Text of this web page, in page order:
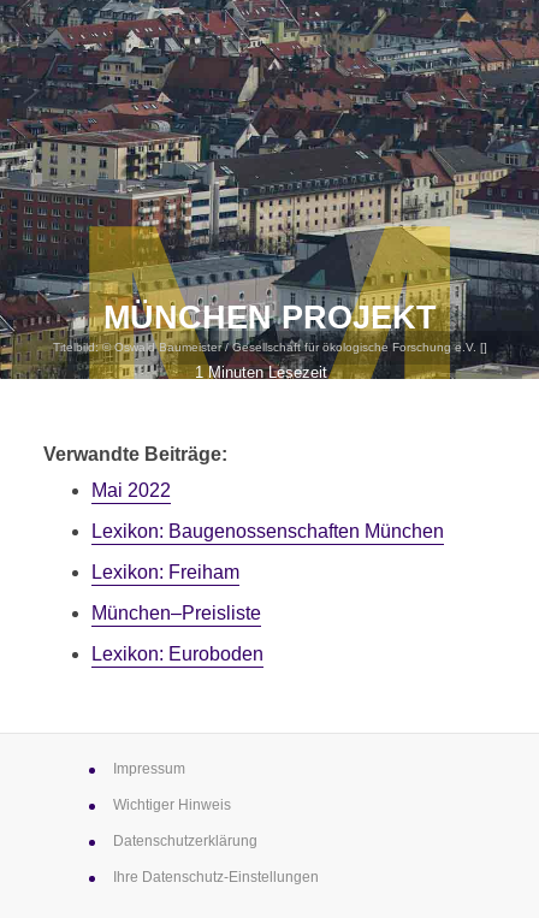
MÜNCHEN PROJEKT
1 Minuten Lesezeit
M
Titelbild:© Oswald Baumeister / Gesellschaft für ökologische Forschung e.V. []
Verwandte Beiträge:
Mai 2022
Lexikon: Baugenossen­schaften München
Lexikon: Freiham
München–Preisliste
Lexikon: Euroboden
Impressum
Wichtiger Hinweis
Datenschutz­erklärung
Ihre Datenschutz-Einstellungen